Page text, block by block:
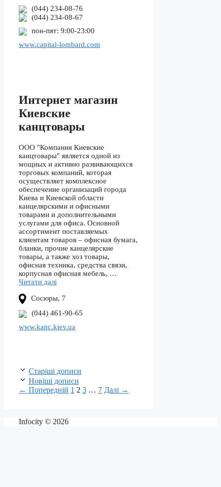
(044) 234-08-76
(044) 234-08-67
пон-пят: 9:00-23:00
www.capital-lombard.com
Интернет магазин
Киевские
канцтовары
ООО "Компания Киевские
канцтовары" является одной из
мощных и активно развивающихся
торговых компаний, которая
осуществляет комплексное
обеспечение организаций города
Киева и Киевской области
канцелярскими и офисными
товарами и дополнительными
услугами для офиса. Основной
ассортимент поставляемых
клиентам товаров – офисная бумага,
бланки, прочие канцелярские
товары, а также хоз товары,
офисная техника, средства связи,
корпусная офисная мебель, …
Читати далі
Сосюры, 7
(044) 461-90-65
www.kanc.kiev.ua
Навігація
по
запису
Старіші дописи
Новіші дописи
← Попередній Сторінка
1 Сторінка
2 Сторінка
3 … Сторінка
7 Далі →
Infocity © 2026